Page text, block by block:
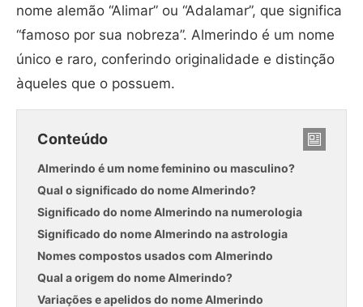
nome alemão “Alimar” ou “Adalamar”, que significa
“famoso por sua nobreza”. Almerindo é um nome
único e raro, conferindo originalidade e distinção
àqueles que o possuem.
Conteúdo
Almerindo é um nome feminino ou masculino?
Qual o significado do nome Almerindo?
Significado do nome Almerindo na numerologia
Significado do nome Almerindo na astrologia
Nomes compostos usados com Almerindo
Qual a origem do nome Almerindo?
Variações e apelidos do nome Almerindo